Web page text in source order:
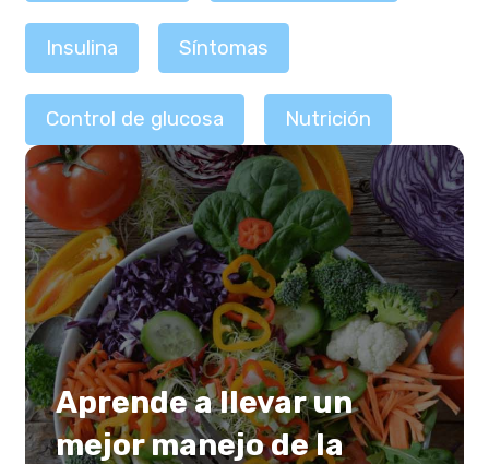
Insulina Síntomas
Control de glucosa Nutrición
Aprende a llevar un
mejor manejo de la